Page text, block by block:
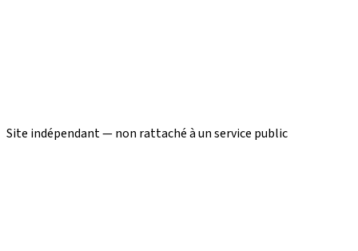
Site indépendant — non rattaché à un service public